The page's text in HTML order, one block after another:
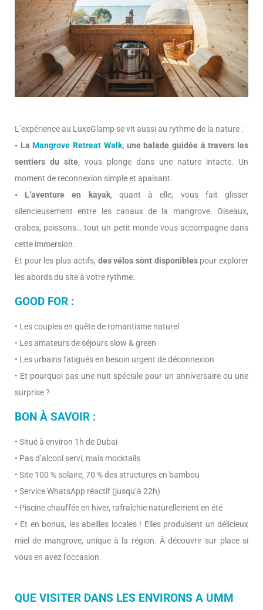
L’expérience au LuxeGlamp se vit aussi au rythme de la nature :
• LaMangrove Retreat Walk, une balade guidée à travers les
sentiers du site, vous plonge dans une nature intacte. Un
moment de reconnexion simple et apaisant.
• L’aventure en kayak, quant à elle, vous fait glisser
silencieusement entre les canaux de la mangrove. Oiseaux,
crabes, poissons… tout un petit monde vous accompagne dans
cette immersion.
Et pour les plus actifs, des vélos sont disponiblespour explorer
les abords du site à votre rythme.
GOOD FOR :
• Les couples en quête de romantisme naturel
• Les amateurs de séjours slow & green
• Les urbains fatigués en besoin urgent de déconnexion
• Et pourquoi pas une nuit spéciale pour un anniversaire ou une
surprise ?
BON À SAVOIR :
• Situé à environ 1h de Dubai
• Pas d’alcool servi, mais mocktails
• Site 100 % solaire, 70 % des structures en bambou
• Service WhatsApp réactif (jusqu’à 22h)
• Piscine chauffée en hiver, rafraîchie naturellement en été
• Et en bonus, les abeilles locales ! Elles produisent un délicieux
miel de mangrove, unique à la région. À découvrir sur place si
vous en avez l’occasion.
QUE VISITER DANS LES ENVIRONS A UMM